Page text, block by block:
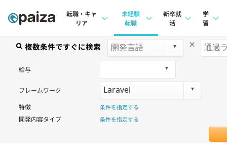
転職・キャ
リア
求人検索
転職成功ガイド
未経験
転職
求人検索
転職成功ガイド
新卒就
活
求人検索
本選考
インターン
イベント・セミナー
学
習
講座
リフ
複数条件ですぐに検索 ×
給与
フレームワーク
特徴
条件を指定する
開発内容タイプ 条件を指定する